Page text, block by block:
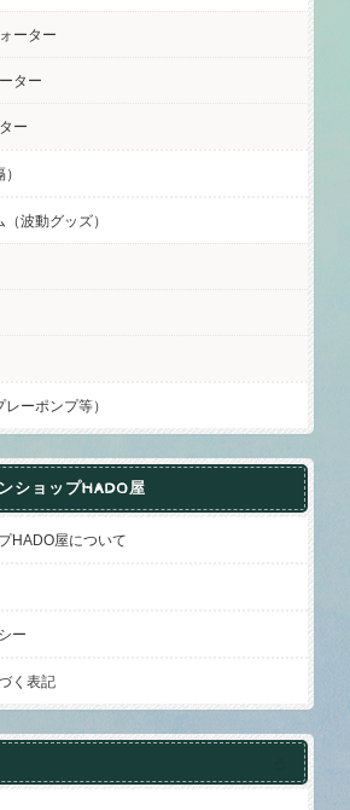
ーター
ター
ー
波動グッズ）
ーポンプ等）
ショップHADO屋
HADO屋について
ー
く表記